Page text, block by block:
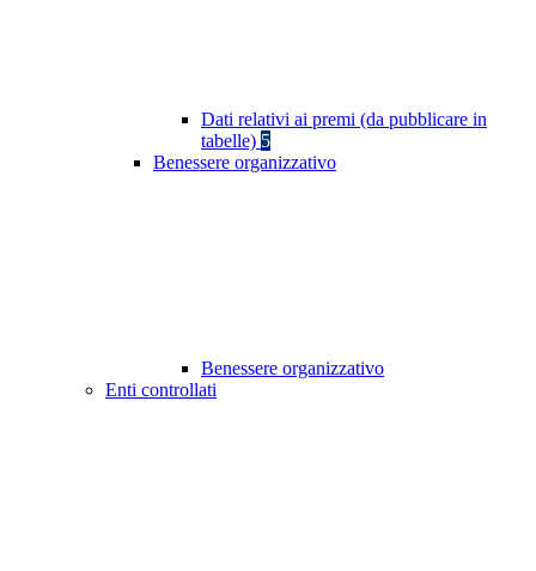
Dati relativi ai premi (da pubblicare in
tabelle) 5
Benessere organizzativo
Benessere organizzativo
Enti controllati